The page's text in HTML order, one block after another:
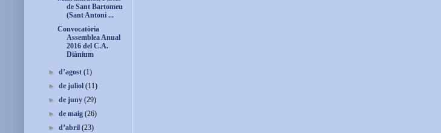
de Sant Bartomeu
(Sant Antoni ...
Convocatòria
Assemblea Anual
2016 del C.A.
Diànium
►d’agost(1)
►de juliol(11)
►de juny(29)
►de maig(26)
►d’abril(23)